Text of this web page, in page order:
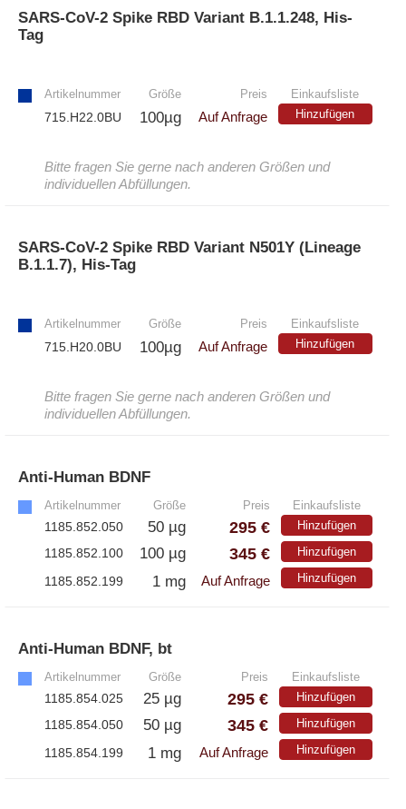
SARS-CoV-2 Spike RBD Variant B.1.1.248, His-
Tag
Artikelnummer Größe Preis Einkaufsliste
715.H22.0BU 100µg Auf Anfrage Hinzufügen
Bitte fragen Sie gerne nach anderen Größen und
individuellen Abfüllungen.
SARS-CoV-2 Spike RBD Variant N501Y (Lineage
B.1.1.7), His-Tag
Artikelnummer Größe Preis Einkaufsliste
715.H20.0BU 100µg Auf Anfrage Hinzufügen
Bitte fragen Sie gerne nach anderen Größen und
individuellen Abfüllungen.
Anti-Human BDNF
Artikelnummer Größe Preis Einkaufsliste
1185.852.050 50 µg 295 € Hinzufügen
1185.852.100 100 µg 345 € Hinzufügen
1185.852.199 1 mg Auf Anfrage Hinzufügen
Anti-Human BDNF, bt
Artikelnummer Größe Preis Einkaufsliste
1185.854.025 25 µg 295 € Hinzufügen
1185.854.050 50 µg 345 € Hinzufügen
1185.854.199 1 mg Auf Anfrage Hinzufügen